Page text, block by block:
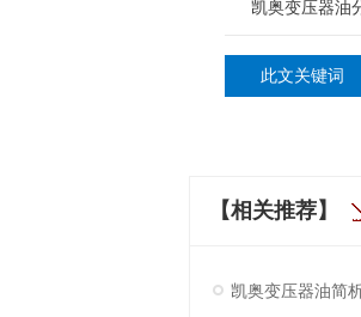
凯奥变压器油
此文关键词
【相关推荐】
凯奥变压器油简